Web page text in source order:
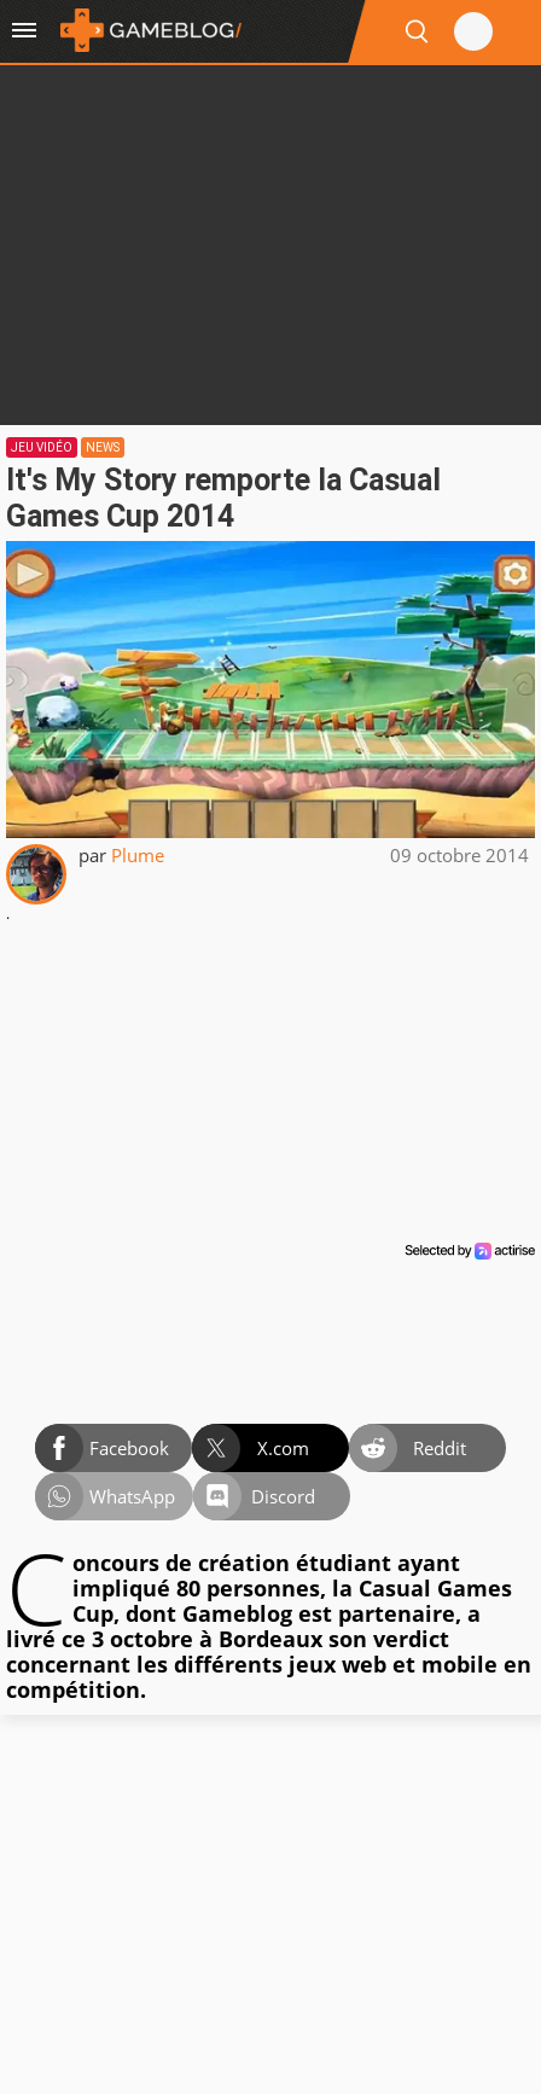
JEU VIDÉO NEWS
It's My Story remporte la Casual
Games Cup 2014
par Plume 09 octobre 2014
.
Facebook X.com
Reddit
WhatsApp
Discord
C oncours de création étudiant ayant
impliqué 80 personnes, la Casual Games
Cup, dont Gameblog est partenaire, a
livré ce 3 octobre à Bordeaux son verdict
concernant les différents jeux web et mobile en
compétition.